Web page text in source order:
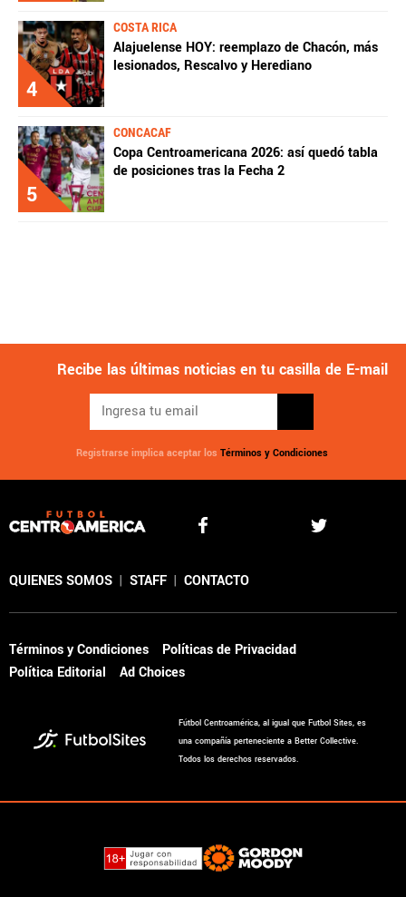
4
COSTA RICA
Alajuelense HOY: reemplazo de Chacón, más
lesionados, Rescalvo y Herediano
5
CONCACAF
Copa Centroamericana 2026: así quedó tabla
de posiciones tras la Fecha 2
Recibe las últimas noticias en tu casilla de E-mail
Registrarse implica aceptar los Términos y Condiciones
QUIENES SOMOS | STAFF | CONTACTO
Términos y Condiciones
Políticas de Privacidad
Política Editorial
Ad Choices
Fútbol Centroamérica, al igual que Futbol Sites, es
una compañía perteneciente a Better Collective.
Todos los derechos reservados.